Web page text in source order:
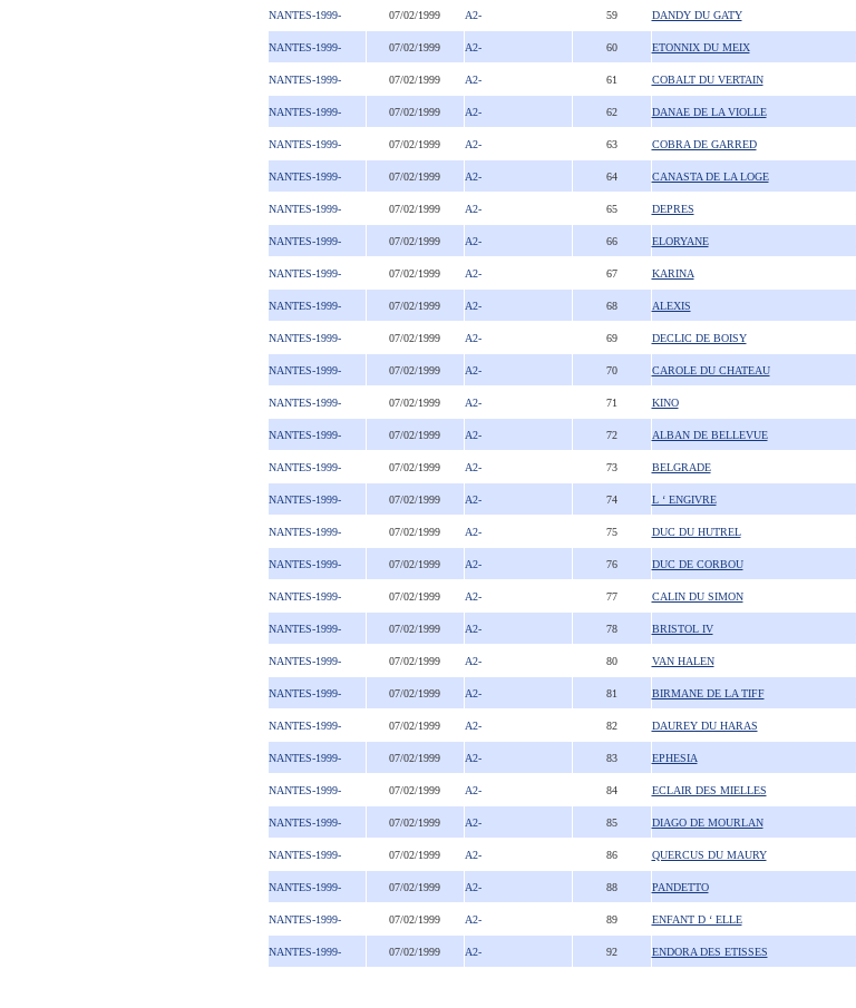
NANTES-1999- 07/02/1999 A2- 59 DANDY DU GATY
NANTES-1999- 07/02/1999 A2- 60 ETONNIX DU MEIX
NANTES-1999- 07/02/1999 A2- 61 COBALT DU VERTAIN
NANTES-1999- 07/02/1999 A2- 62 DANAE DE LA VIOLLE
NANTES-1999- 07/02/1999 A2- 63 COBRA DE GARRED
NANTES-1999- 07/02/1999 A2- 64 CANASTA DE LA LOGE
NANTES-1999- 07/02/1999 A2- 65 DEPRES
NANTES-1999- 07/02/1999 A2- 66 ELORYANE
NANTES-1999- 07/02/1999 A2- 67 KARINA
NANTES-1999- 07/02/1999 A2- 68 ALEXIS
NANTES-1999- 07/02/1999 A2- 69 DECLIC DE BOISY
NANTES-1999- 07/02/1999 A2- 70 CAROLE DU CHATEAU
NANTES-1999- 07/02/1999 A2- 71 KINO
NANTES-1999- 07/02/1999 A2- 72 ALBAN DE BELLEVUE
NANTES-1999- 07/02/1999 A2- 73 BELGRADE
NANTES-1999- 07/02/1999 A2- 74 L ‘ ENGIVRE
NANTES-1999- 07/02/1999 A2- 75 DUC DU HUTREL
NANTES-1999- 07/02/1999 A2- 76 DUC DE CORBOU
NANTES-1999- 07/02/1999 A2- 77 CALIN DU SIMON
NANTES-1999- 07/02/1999 A2- 78 BRISTOL IV
NANTES-1999- 07/02/1999 A2- 80 VAN HALEN
NANTES-1999- 07/02/1999 A2- 81 BIRMANE DE LA TIFF
NANTES-1999- 07/02/1999 A2- 82 DAUREY DU HARAS
NANTES-1999- 07/02/1999 A2- 83 EPHESIA
NANTES-1999- 07/02/1999 A2- 84 ECLAIR DES MIELLES
NANTES-1999- 07/02/1999 A2- 85 DIAGO DE MOURLAN
NANTES-1999- 07/02/1999 A2- 86 QUERCUS DU MAURY
NANTES-1999- 07/02/1999 A2- 88 PANDETTO
NANTES-1999- 07/02/1999 A2- 89 ENFANT D ‘ ELLE
NANTES-1999- 07/02/1999 A2- 92 ENDORA DES ETISSES